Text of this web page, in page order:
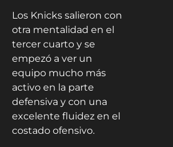
Los Knicks salieron con
otra mentalidad en el
tercer cuarto y se
empezó a ver un
equipo mucho más
activo en la parte
defensiva y con una
excelente fluidez en el
costado ofensivo.